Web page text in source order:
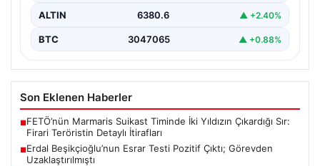
ALTIN 6380.6 ▲ +2.40%
BTC 3047065 ▲ +0.88%
Son Eklenen Haberler
■FETÖ’nün Marmaris Suikast Timinde İki Yıldızın Çıkardığı Sır:
Firari Teröristin Detaylı İtirafları
■Erdal Beşikçioğlu’nun Esrar Testi Pozitif Çıktı; Görevden
Uzaklaştırılmıştı